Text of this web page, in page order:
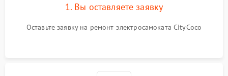
1. Вы оставляете заявку
Оставьте заявку на ремонт электросамоката CityCoco